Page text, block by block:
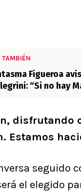
TAMBIÉN
Figueroa
“Si no hay
disfrutando
Estamos
seguido
el elegido